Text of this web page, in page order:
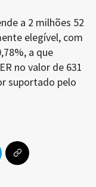
a 2 milhões 52
elegível, com
a que
no valor de 631
suportado pelo